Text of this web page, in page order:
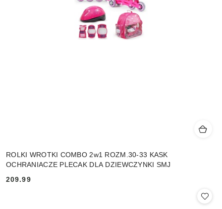
ROLKI WROTKI COMBO 2w1 ROZM.30-33 KASK
OCHRANIACZE PLECAK DLA DZIEWCZYNKI SMJ
Cena:
209.99